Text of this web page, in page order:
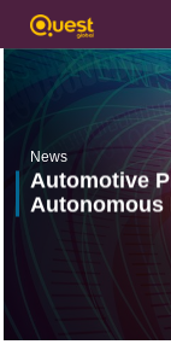
News
Automotive
Autonomous